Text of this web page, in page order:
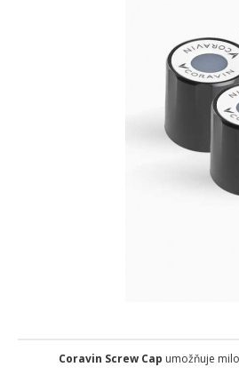
Coravin Screw Cap umožňuje